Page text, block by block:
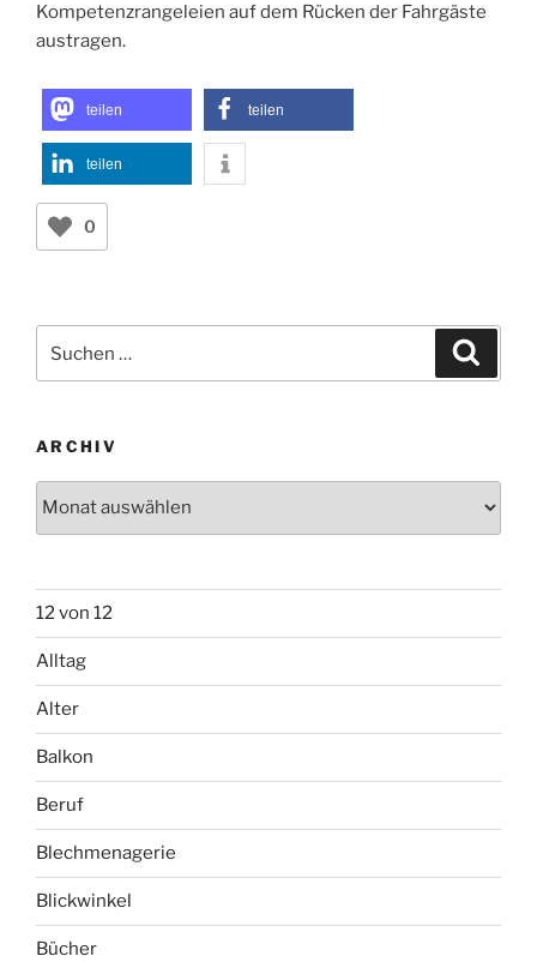
Kompetenzrangeleien auf dem Rücken der Fahrgäste
austragen.
teilen teilen
teilen
0
nach:
ARCHIV
12 von 12
Alltag
Alter
Balkon
Beruf
Blechmenagerie
Blickwinkel
Bücher